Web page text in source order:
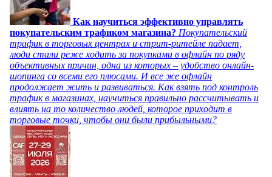
Как научиться эффективно управлять
покупательским трафиком магазина? Покупательский
трафик в торговых центрах и стрит-ритейле падает,
люди стали реже ходить за покупками в офлайн по ряду
объективных причин, одна из которых – удобство онлайн-
шопинга со всеми его плюсами. И все же офлайн
продолжает жить и развиваться. Как взять под контроль
трафик в магазинах, научиться правильно рассчитывать и
влиять на то количество людей, которое приходит в
торговые точки, чтобы они были прибыльными?